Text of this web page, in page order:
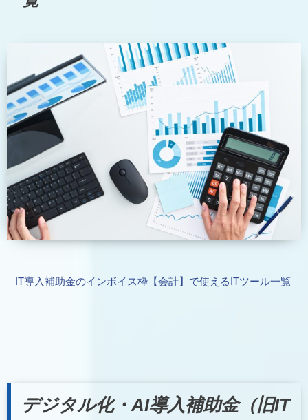
IT導入補助金のインボイス枠【会計】で使えるITツール一覧
デジタル化・AI導入補助金（旧IT